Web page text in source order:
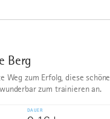
Berg
Weg zum Erfolg, diese schöne
zum trainieren an.
DAUER